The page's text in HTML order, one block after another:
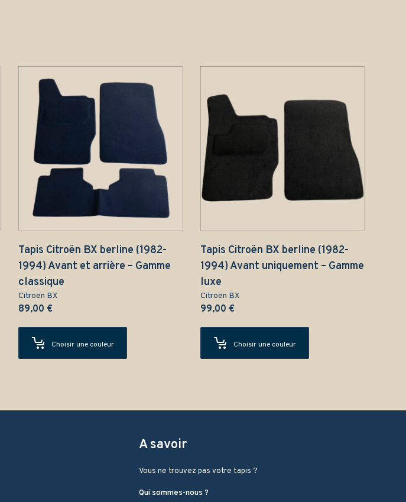
Tapis Citroën BX berline (1982-
1994) Avant et arrière – Gamme
classique
Citroën BX
89,00 €
Choisir une couleur
Tapis Citroën BX berline (1982-
1994) Avant uniquement – Gamme
luxe
Citroën BX
99,00 €
Choisir une couleur
A savoir
Vous ne trouvez pas votre tapis ?
Qui sommes-nous ?